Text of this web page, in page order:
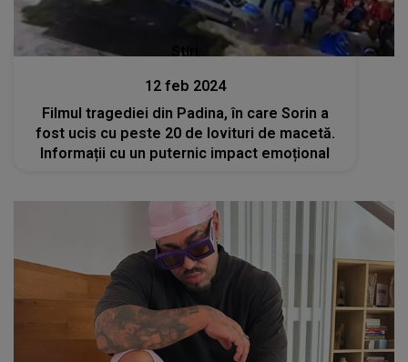
Stiri
12 feb 2024
Filmul tragediei din Padina, în care Sorin a
fost ucis cu peste 20 de lovituri de macetă.
Informații cu un puternic impact emoțional